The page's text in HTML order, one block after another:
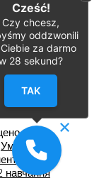
Умови
навчання
Cześć!
Czy chcesz,
oddzwonili
za darmo
28 sekund?
TAK